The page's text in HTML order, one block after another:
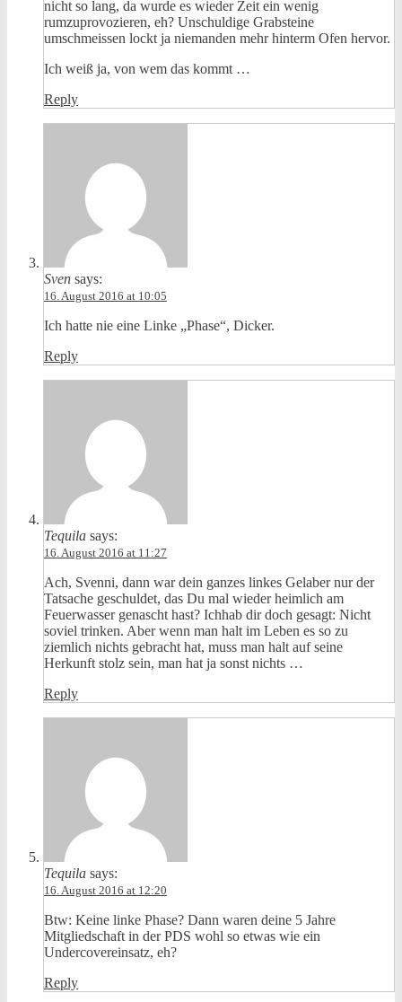
nicht so lang, da wurde es wieder Zeit ein wenig
rumzuprovozieren, eh? Unschuldige Grabsteine
umschmeissen lockt ja niemanden mehr hinterm Ofen hervor.
Ich weiß ja, von wem das kommt …
Reply
Sven says:
16. August 2016 at 10:05
Ich hatte nie eine Linke „Phase“, Dicker.
Reply
Tequila says:
16. August 2016 at 11:27
Ach, Svenni, dann war dein ganzes linkes Gelaber nur der
Tatsache geschuldet, das Du mal wieder heimlich am
Feuerwasser genascht hast? Ichhab dir doch gesagt: Nicht
soviel trinken. Aber wenn man halt im Leben es so zu
ziemlich nichts gebracht hat, muss man halt auf seine
Herkunft stolz sein, man hat ja sonst nichts …
Reply
Tequila says:
16. August 2016 at 12:20
Btw: Keine linke Phase? Dann waren deine 5 Jahre
Mitgliedschaft in der PDS wohl so etwas wie ein
Undercovereinsatz, eh?
Reply